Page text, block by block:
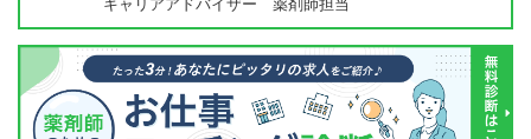
キャリアアドバイザー 薬剤師担当